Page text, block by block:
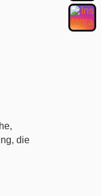
die